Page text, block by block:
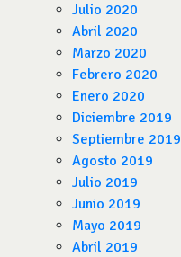
Julio 2020
Abril 2020
Marzo 2020
Febrero 2020
Enero 2020
Diciembre 2019
Septiembre 2019
Agosto 2019
Julio 2019
Junio 2019
Mayo 2019
Abril 2019